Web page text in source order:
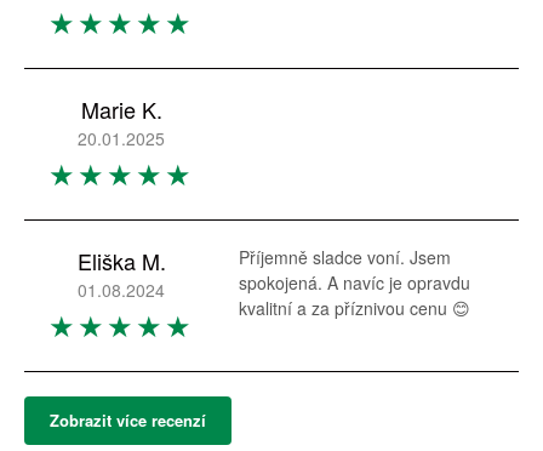
Marie K.
20.01.2025
Eliška M.
01.08.2024
Příjemně sladce voní. Jsem
spokojená. A navíc je opravdu
kvalitní a za příznivou cenu 😊
Zobrazit více recenzí